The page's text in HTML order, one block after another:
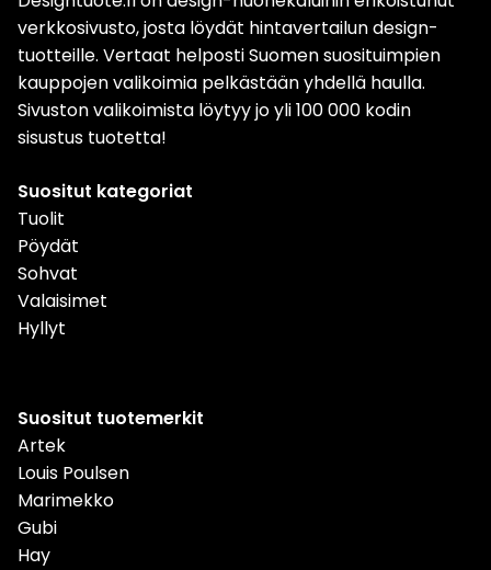
verkkosivusto, josta löydät hintavertailun design-
tuotteille. Vertaat helposti Suomen suosituimpien
kauppojen valikoimia pelkästään yhdellä haulla.
Sivuston valikoimista löytyy jo yli 100 000 kodin
sisustus tuotetta!
Suositut kategoriat
Tuolit
Pöydät
Sohvat
Valaisimet
Hyllyt
Suositut tuotemerkit
Artek
Louis Poulsen
Marimekko
Gubi
Hay